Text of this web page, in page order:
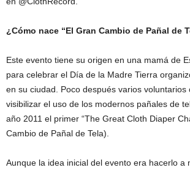
¿Cómo nace “El Gran Cambio de Pañal de
Este evento tiene su origen en una mamá de
para celebrar el Día de la Madre Tierra
en su ciudad. Poco después varios voluntarios
visibilizar el uso de los modernos pañales de
año 2011 el primer “The Great Cloth Diaper
Cambio de Pañal de Tela).
Aunque la idea inicial del evento era hacerlo a